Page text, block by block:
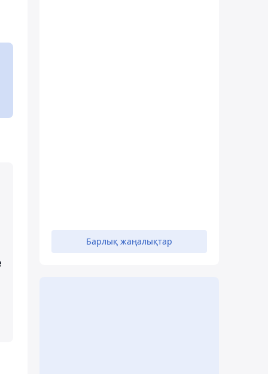
Барлық жаңалықтар